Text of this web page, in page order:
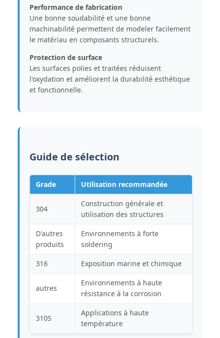
Performance de fabrication
Une bonne soudabilité et une bonne
machinabilité permettent de modeler facilement
le matériau en composants structurels.
Protection de surface
Les surfaces polies et traitées réduisent
l'oxydation et améliorent la durabilité esthétique
et fonctionnelle.
Guide de sélection
Grade Utilisation recommandée
304
Construction générale et
utilisation des structures
D'autres
produits
Environnements à forte
soldering
316 Exposition marine et chimique
autres
Environnements à haute
résistance à la corrosion
310S
Applications à haute
température